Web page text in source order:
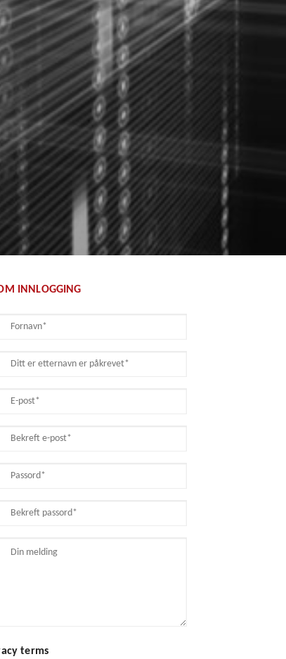
INNLOGGING
terms